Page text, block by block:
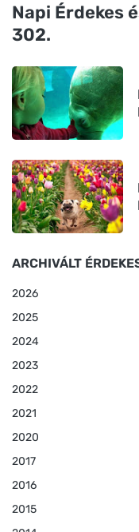
Napi Érdekes
302.
ARCHIVÁLT
2026
2025
2024
2023
2022
2021
2020
2017
2016
2015